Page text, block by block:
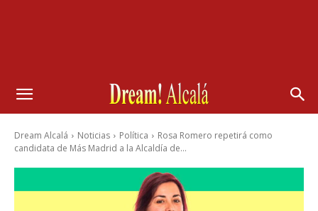
Dream Alcalá Noticias Política
Rosa Romero repetirá como
candidata de Más Madrid a la Alcaldía de...